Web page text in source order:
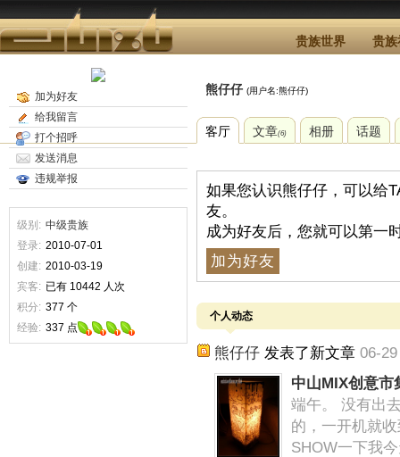
贵族世界 贵族
熊仔仔 (用户名:熊仔仔)
客厅 文章(6) 相册 话题
加为好友
给我留言
打个招呼
发送消息
违规举报
级别: 中级贵族
登录: 2010-07-01
创建: 2010-03-19
宾客: 已有 10442 人次
积分: 377 个
经验: 337 点
如果您认识熊仔仔，可以给
友。
成为好友后，您就可以第一
加为好友
个人动态
熊仔仔 发表了新文章 06-
中山MIX创意市
端午。 没有出
的，一开机就
SHOW一下我